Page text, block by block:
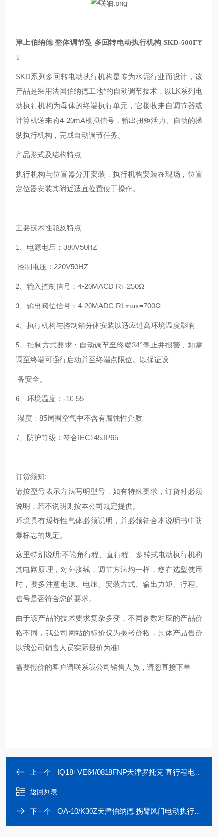
津上伯纳德 整体调节型 多回转电动执行机构 SKD-600FY
T
SKD系列多回转电动执行机构是专为水泥行业而设计，该
产品是采用法国伯纳德工地*的自动调节技术，以LK系列电
动执行机构为母体的终端执行单元，它接收来自调节器或
计算机送来的4-20mA模拟信号，输出扭矩活力、自动的操
纵执行机构，完成自动调节任务。
产品形式及结构特点
执行机构与位置器分开安装，执行机构安装在现场，位置
定位器安装其附近适宜位置便于操作。
主要技术性能及特点
1、电源电压：380V50HZ
控制电压：220V50HZ
2、输入控制信号：4-20MACD Ri=250Ω
3、输出阀位信号：4-20MADC RLmax=700Ω
4、执行机构与控制箱分体安装以适应过高环境温度影响
5、控制方式要求：自动调节至终端34°停止并报警，如需
调至终端可强行启动并至终端点限位。以保证设
备安全。
6、环境温度： -10-55
湿度：85周围空气中不含有腐蚀性介质
7、防护等级：符合IEC145.IP65
订货须知:
请按型号表示方法写明型号，如有特殊要求，订货时必须
说明，若不说明则按本公司规定提供。
环境具有爆炸性气体必须说明，并必领符合本说明书中防
爆标志的规定。
这里特别说明:不论角行程、直行程、多转式电动执行机构
其电路原理，对外接线，调节方法均一样，您在选型使用
时，要多注意电源、电压、安装方式、输出力矩、行程、
信号是否符合您的要求。
由于该产品的技术要求复杂多变，不同参数对应的产品价
格不同，我公司网站的标价仅为参考价格，具体产品售价
以我公司销售人员实际报价为准!
需要报价的客户请联系我公司销售人员，请忽直接下单
上一个： IQ18+VE64/0818FNP天津罗托克 直行程电动执行器 太阳能控制
返回列表
下一个： OA-10/K30Z天津伯纳德 拐臂风门电动执行器 电动流量阀